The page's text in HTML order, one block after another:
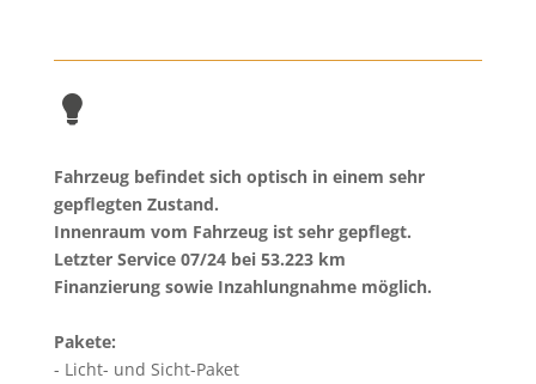
Fahrzeug befindet sich optisch in einem sehr
gepflegten Zustand.
Innenraum vom Fahrzeug ist sehr gepflegt.
Letzter Service 07/24 bei 53.223 km
Finanzierung sowie Inzahlungnahme möglich.
Pakete:
Licht- und Sicht-Paket